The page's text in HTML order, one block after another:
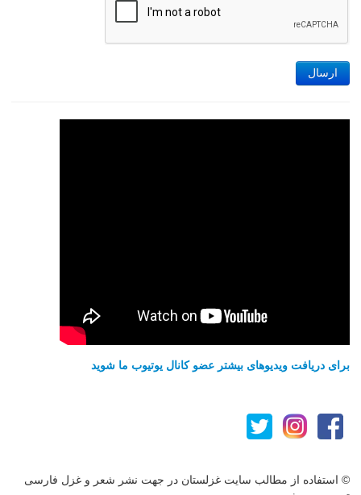
ارسال
برای دریافت ویدیوهای بیشتر عضو کانال یوتیوب ما شوید
© استفاده از مطالب سایت غزلستان در جهت نشر شعر و غزل فارسی